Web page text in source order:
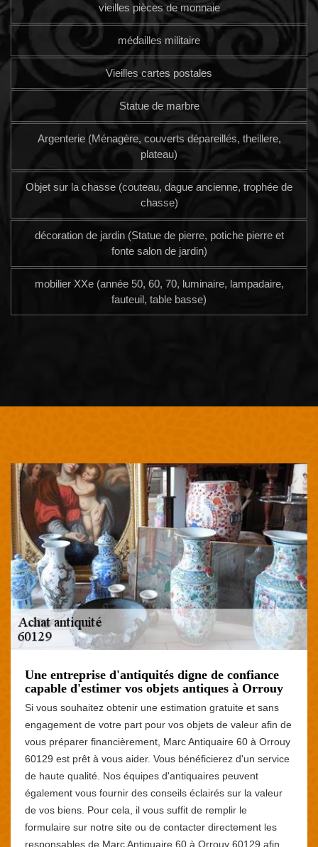
vieilles pièces de monnaie
médailles militaire
Vieilles cartes postales
Statue de marbre
Argenterie (Ménagère, couverts dépareillés, theillere,
plateau)
Objet sur la chasse (couteau, dague ancienne, trophée de
chasse)
décoration de jardin (Statue de pierre, potiche pierre et
fonte salon de jardin)
mobilier XXe (année 50, 60, 70, luminaire, lampadaire,
fauteuil, table basse)
Une entreprise d'antiquités digne de confiance
capable d'estimer vos objets antiques à Orrouy
Si vous souhaitez obtenir une estimation gratuite et sans
engagement de votre part pour vos objets de valeur afin de
vous préparer financièrement, Marc Antiquaire 60 à Orrouy
60129 est prêt à vous aider. Vous bénéficierez d'un service
de haute qualité. Nos équipes d'antiquaires peuvent
également vous fournir des conseils éclairés sur la valeur
de vos biens. Pour cela, il vous suffit de remplir le
formulaire sur notre site ou de contacter directement les
responsables de Marc Antiquaire 60 à Orrouy 60129 afin